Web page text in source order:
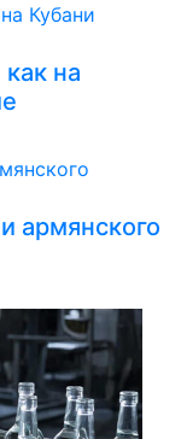
на
армянского